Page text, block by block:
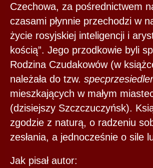
Czechowa, za pośrednictwem
czasami płynnie przechodzi w
życie rosyjskiej inteligencji i
kością”. Jego przodkowie byli
Rodzina Czudakowów (w
należała do tzw.
mieszkających w małym
(dzisiejszy Szczczuczyńsk).
zgodzie z naturą, o radzeniu
zesłania, a jednocześnie o sile
Jak pisał autor: